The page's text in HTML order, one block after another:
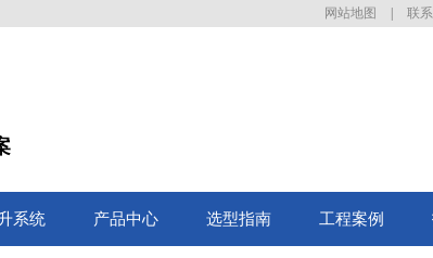
网站地图 联
系统 产品中心 选型指南 工程案例